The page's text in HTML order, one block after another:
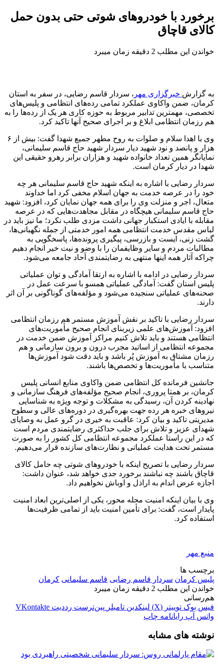
برخورد با خودروهای شوتی حتی بدون حمل
کالای قاچاق
خواندن این مطلب 2 دقیقه زمان میبرد
به گزارش خبرگزاری مهر ، سردار قاسم رضایی، در سفر به استان
کرمان، ضمن واکاوی عملکرد تمامی رده‌های انتظامی و پلیس‌های
تخصصی، مهمترین تدابیر مربوط به حوزه کاری هر یک از رده‌ها را به
هم رزمان انتظامی ابلاغ و بر اجرای صحیح آنها تاکید کرد.
وی با اهدا سلام و صلوات به روح مطهر جمیع شهدا گفت: بیش از ۶
هزار و پانصد و نود شهید دیار سردار شهید حاج قاسم سلیمانی،
نمایانگر همین تعداد خانواده شهید و هزاران برابر رهرو حقیقی این
شهدا در دیار کرمان است.
سردار رضایی با اشاره به اینکه شهید حاج قاسم سلیمانی هر چه
خود را در عرصه خدمت به جهان اسلام مخفی کرد اما خداوند
متعال، اجر و منزلت وی را برای همه جهان نمایان کرد، افزود: شهید
حاج قاسم سلیمانی هیچگاه در مقابل مجاهدت‌هایی که در عرصه
مقابله با ایادی استکبار جهانی داشت مزدی طلب نکرد؛ ما نیز باید در
لباس مقدس خدمت انتظامی همه امور خدمتی از جمله نگهبانی‌ها،
گشت زنی، ایست و بازرسی، پیگیری پرونده‌ها، پاسخگویی به
مطالبات مردم و سایر وظایفمان را با وضو و نیت خیر انجام دهیم
چراکه آثار همه اینها منتهی به رضایتمندی آحاد جامعه می‌شود.
سردار رضایی در ادامه با اشاره به ارتقا آمادگی و توان عملیاتی
پلیس استان گفت: آمادگی عملیاتی همسو با سرعت عمل در
صحنه‌های عملیاتی سنجیده می‌شود و مؤلفه‌های گوناگونی بر آن اثر
دارند.
سردار رضایی با تاکید بر نقش آموزش مستمر هم رزمان انتظامی
افزود: آموزش‌های علمی زیربنای انجام صحیح مأموریت‌های
انتظامی هستند و باید تلاش کنیم مراکز آموزش ضمن خدمت در
مجموعه انتظامی از اساتید مجرب درون و برون سازمانی و هم
رزمان مشتاق به آموزش پُر باشد و باید دقت شود آموزش‌ها
متناسب با مأموریت‌ها و تخصص‌ها باشند.
جانشین فرمانده کل انتظامی ضمن واکاوی منابع انسانی پلیس
کرمان، بر همتا پروری، انجام صحیح مؤلفه‌های فرهنگ سازمانی و
نهادینه کردن آن، رسیدگی به مشکلات و توجه ویژه به شناسایی
نیروهای خبره هر رده جهت بهره‌گیری در دوره‌های عالی و سطوح
مدیریتی تاکید و بیان کرد: عاقبت به خیری در گرو عمل به وصایای
شهدای عزیز و تلاش برای جلب حداکثری رضایتمندی مردم است
که در این راستا عملکرد مجموعه انتظامی کل کشور را به صورت
مستمر تحت هدایت عملیاتی و نظارت‌های سازنده قرار می‌دهیم.
سردار رضایی با تصریح اینکه با خودروهای شوتی چه حامل کالای
قاچاق باشند چه نباشند برخورد جدی خواهد شد، عنوان داشت:
اجازه عرض اندام به اراذل و اوباش نخواهیم داد.
وی با بیان اینکه امنیت محله محور، یکی از اصلی‌ترین ابعاد امنیت
پایدار است، گفت: برای تأمین امنیت باید از تمامی ظرفیت‌ها
استفاده کرد.
منبع مهر
برچسب ها
پلیس کرمان سردار قاسم رضایی قاسم سلیمانی کرمان
خواندن این مطلب 2 دقیقه زمان میبرد
هم‌رسانی
فیس بوک توییتر (X) لینکدین ‫تامبلر ‫پین‌ترست ‫رددیت ‫VKontakte
واتس آپ رایانامه چاپ
نوشته های مشابه